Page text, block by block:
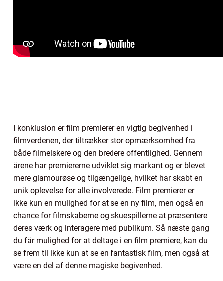
I konklusion er film premierer en vigtig begivenhed i
filmverdenen, der tiltrækker stor opmærksomhed fra
både filmelskere og den bredere offentlighed. Gennem
årene har premiererne udviklet sig markant og er blevet
mere glamourøse og tilgængelige, hvilket har skabt en
unik oplevelse for alle involverede. Film premierer er
ikke kun en mulighed for at se en ny film, men også en
chance for filmskaberne og skuespillerne at præsentere
deres værk og interagere med publikum. Så næste gang
du får mulighed for at deltage i en film premiere, kan du
se frem til ikke kun at se en fantastisk film, men også at
være en del af denne magiske begivenhed.